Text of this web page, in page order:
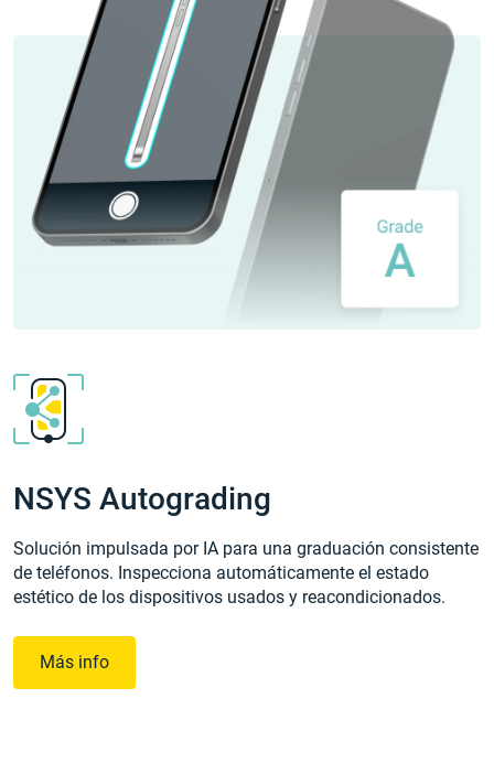
NSYS Autograding
Solución impulsada por IA para una graduación consistente
de teléfonos. Inspecciona automáticamente el estado
estético de los dispositivos usados y reacondicionados.
Más info